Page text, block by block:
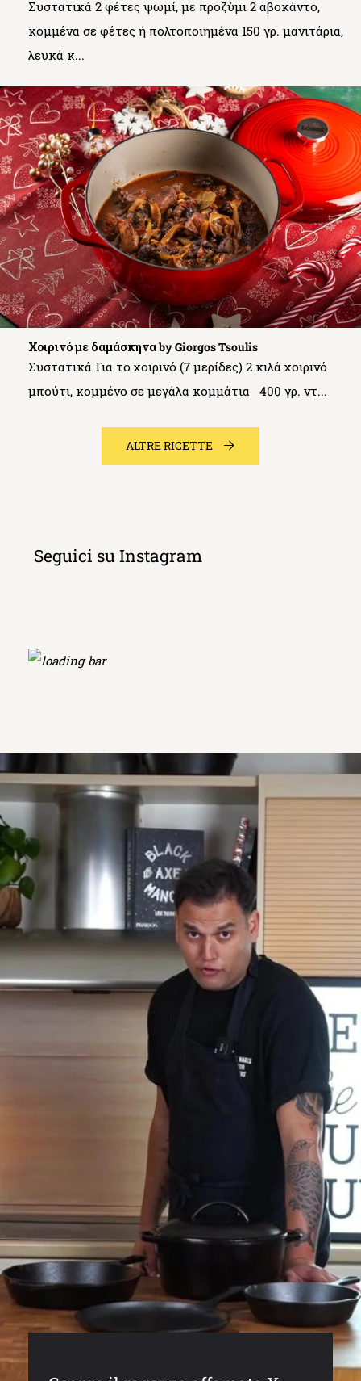
Συστατικά 2 φέτες ψωμί, με προζύμι 2 αβοκάντο,
κομμένα σε φέτες ή πολτοποιημένα 150 γρ. μανιτάρια,
λευκά κ...
Χοιρινό με δαμάσκηνα by Giorgos Tsoulis
Συστατικά Για το χοιρινό (7 μερίδες) 2 κιλά χοιρινό
μπούτι, κομμένο σε μεγάλα κομμάτια 400 γρ. ντ...
ALTRE RICETTE
Seguici su Instagram